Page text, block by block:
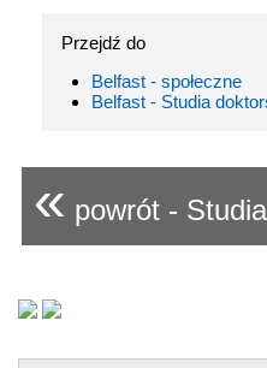
Przejdź do
Belfast - społeczne
Belfast - Studia
« powrót -